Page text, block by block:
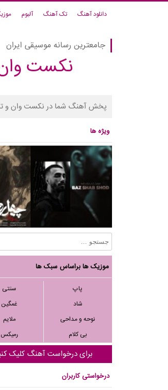
دانلود آهنگ تک آهنگ آلبوم
جامعترین رسانه موسیقی ایران
نکست
پخش آهنگ شما در نکست وان و
ویژه ها
موزیک ها براساس سبک ها
پاپ
سنتی
شاد
غمگین
نوحه و مداحی
ملایم
بی کلام
رمیکس
برای درخواست آهنگ کلیک
درخواستی کاربران